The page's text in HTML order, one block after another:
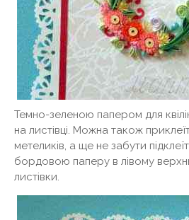
Темно-зеленою папером для
на листівці. Можна також
метеликів, а ще не забути
бордовою паперу в лівому
листівки.